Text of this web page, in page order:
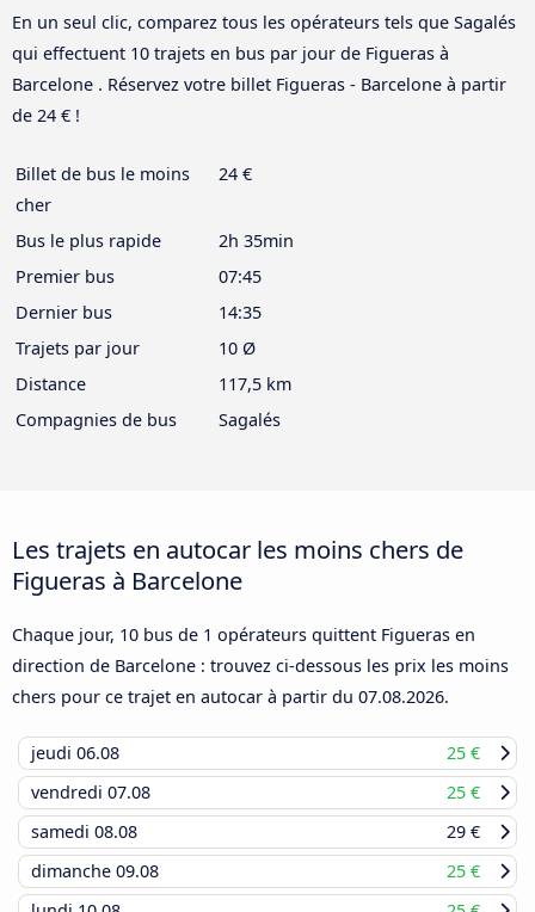
En un seul clic, comparez tous les opérateurs tels que Sagalés
qui effectuent 10 trajets en bus par jour de Figueras à
Barcelone . Réservez votre billet Figueras - Barcelone à partir
de 24 € !
Billet de bus le moins
cher
24 €
Bus le plus rapide
2h 35min
Premier bus
07:45
Dernier bus
14:35
Trajets par jour
10 Ø
Distance
117,5 km
Compagnies de bus
Sagalés
Les trajets en autocar les moins chers de
Figueras à Barcelone
Chaque jour, 10 bus de 1 opérateurs quittent Figueras en
direction de Barcelone : trouvez ci-dessous les prix les moins
chers pour ce trajet en autocar à partir du 07.08.2026.
jeudi 06.08
25 €
vendredi 07.08
25 €
samedi 08.08
29 €
dimanche 09.08
25 €